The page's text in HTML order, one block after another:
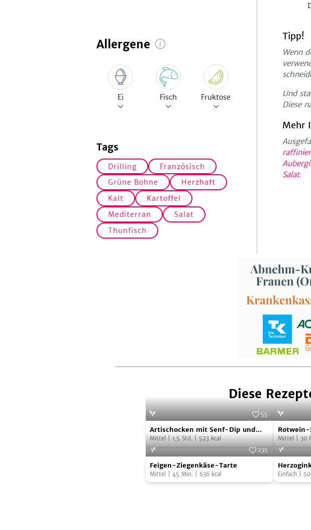
Allergene
Ei Fisch Fruktose
Tags
Drilling
Französisch
Grüne Bohne
Herzhaft
Kalt
Kartoffel
Mediterran
Salat
Thunfisch
Tipp!
Wenn
Und
Diese
Mehr
Salat.
Diese
Artischocken
mit
Senf-
Dip
und
Kartoffel-
55
Artischocken mit Senf-Dip und
Kartoffel-Sauerkraut-Talern
Mittel|1,5 Std.|523kcal
Rotwein-
Soße
Mittel|30
Feigen-
Ziegenkäse-
Tarte
235
Feigen-Ziegenkäse-Tarte
Mittel 45 Min. 636kcal Einfach 50